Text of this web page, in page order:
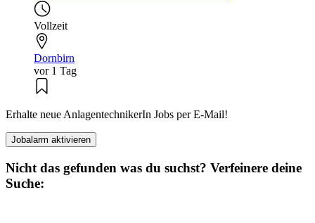
Vollzeit
Dornbirn
vor 1 Tag
Erhalte neue AnlagentechnikerIn Jobs per E-Mail!
Jobalarm aktivieren
Nicht das gefunden was du suchst? Verfeinere deine
Suche: